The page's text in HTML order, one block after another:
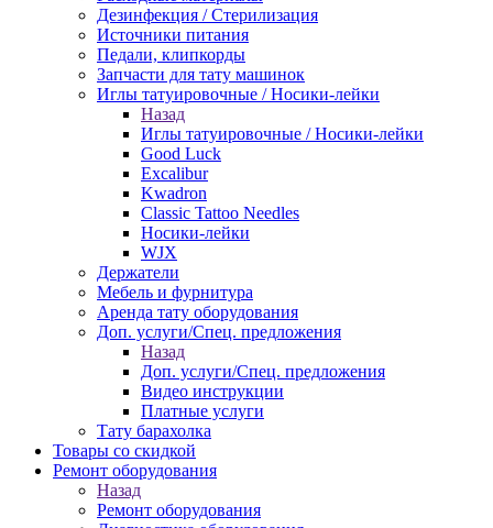
Дезинфекция / Стерилизация
Источники питания
Педали, клипкорды
Запчасти для тату машинок
Иглы татуировочные / Носики-лейки
Назад
Иглы татуировочные / Носики-лейки
Good Luck
Excalibur
Kwadron
Classic Tattoo Needles
Носики-лейки
WJX
Держатели
Мебель и фурнитура
Аренда тату оборудования
Доп. услуги/Спец. предложения
Назад
Доп. услуги/Спец. предложения
Видео инструкции
Платные услуги
Тату барахолка
Товары со скидкой
Ремонт оборудования
Назад
Ремонт оборудования